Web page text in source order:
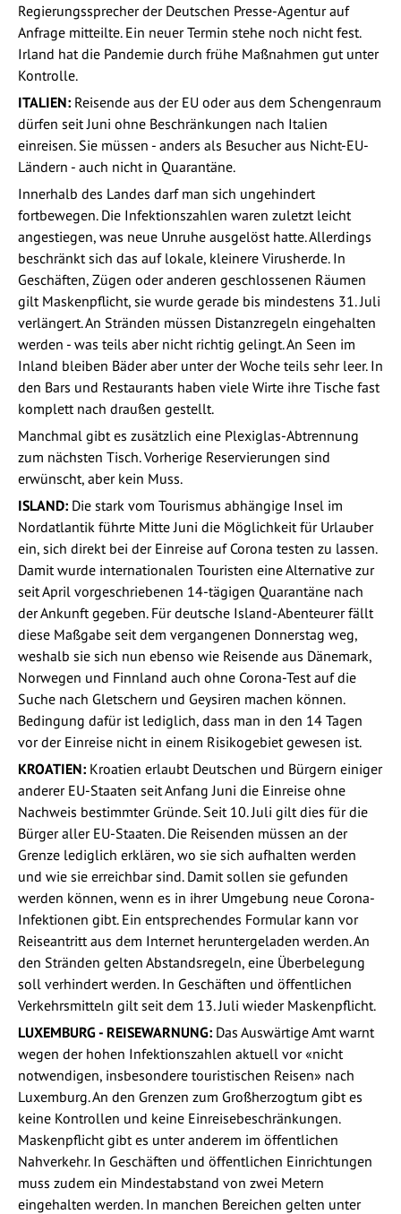
Regierungssprecher der Deutschen Presse-Agentur auf
Anfrage mitteilte. Ein neuer Termin stehe noch nicht fest.
Irland hat die Pandemie durch frühe Maßnahmen gut unter
Kontrolle.
ITALIEN: Reisende aus der EU oder aus dem Schengenraum
dürfen seit Juni ohne Beschränkungen nach Italien
einreisen. Sie müssen - anders als Besucher aus Nicht-EU-
Ländern - auch nicht in Quarantäne.
Innerhalb des Landes darf man sich ungehindert
fortbewegen. Die Infektionszahlen waren zuletzt leicht
angestiegen, was neue Unruhe ausgelöst hatte. Allerdings
beschränkt sich das auf lokale, kleinere Virusherde. In
Geschäften, Zügen oder anderen geschlossenen Räumen
gilt Maskenpflicht, sie wurde gerade bis mindestens 31. Juli
verlängert. An Stränden müssen Distanzregeln eingehalten
werden - was teils aber nicht richtig gelingt. An Seen im
Inland bleiben Bäder aber unter der Woche teils sehr leer. In
den Bars und Restaurants haben viele Wirte ihre Tische fast
komplett nach draußen gestellt.
Manchmal gibt es zusätzlich eine Plexiglas-Abtrennung
zum nächsten Tisch. Vorherige Reservierungen sind
erwünscht, aber kein Muss.
ISLAND: Die stark vom Tourismus abhängige Insel im
Nordatlantik führte Mitte Juni die Möglichkeit für Urlauber
ein, sich direkt bei der Einreise auf Corona testen zu lassen.
Damit wurde internationalen Touristen eine Alternative zur
seit April vorgeschriebenen 14-tägigen Quarantäne nach
der Ankunft gegeben. Für deutsche Island-Abenteurer fällt
diese Maßgabe seit dem vergangenen Donnerstag weg,
weshalb sie sich nun ebenso wie Reisende aus Dänemark,
Norwegen und Finnland auch ohne Corona-Test auf die
Suche nach Gletschern und Geysiren machen können.
Bedingung dafür ist lediglich, dass man in den 14 Tagen
vor der Einreise nicht in einem Risikogebiet gewesen ist.
KROATIEN: Kroatien erlaubt Deutschen und Bürgern einiger
anderer EU-Staaten seit Anfang Juni die Einreise ohne
Nachweis bestimmter Gründe. Seit 10. Juli gilt dies für die
Bürger aller EU-Staaten. Die Reisenden müssen an der
Grenze lediglich erklären, wo sie sich aufhalten werden
und wie sie erreichbar sind. Damit sollen sie gefunden
werden können, wenn es in ihrer Umgebung neue Corona-
Infektionen gibt. Ein entsprechendes Formular kann vor
Reiseantritt aus dem Internet heruntergeladen werden. An
den Stränden gelten Abstandsregeln, eine Überbelegung
soll verhindert werden. In Geschäften und öffentlichen
Verkehrsmitteln gilt seit dem 13. Juli wieder Maskenpflicht.
LUXEMBURG - REISEWARNUNG: Das Auswärtige Amt warnt
wegen der hohen Infektionszahlen aktuell vor «nicht
notwendigen, insbesondere touristischen Reisen» nach
Luxemburg. An den Grenzen zum Großherzogtum gibt es
keine Kontrollen und keine Einreisebeschränkungen.
Maskenpflicht gibt es unter anderem im öffentlichen
Nahverkehr. In Geschäften und öffentlichen Einrichtungen
muss zudem ein Mindestabstand von zwei Metern
eingehalten werden. In manchen Bereichen gelten unter